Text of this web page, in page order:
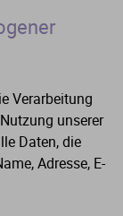
Verarbeitung
unserer
Daten, die
Adresse, E-